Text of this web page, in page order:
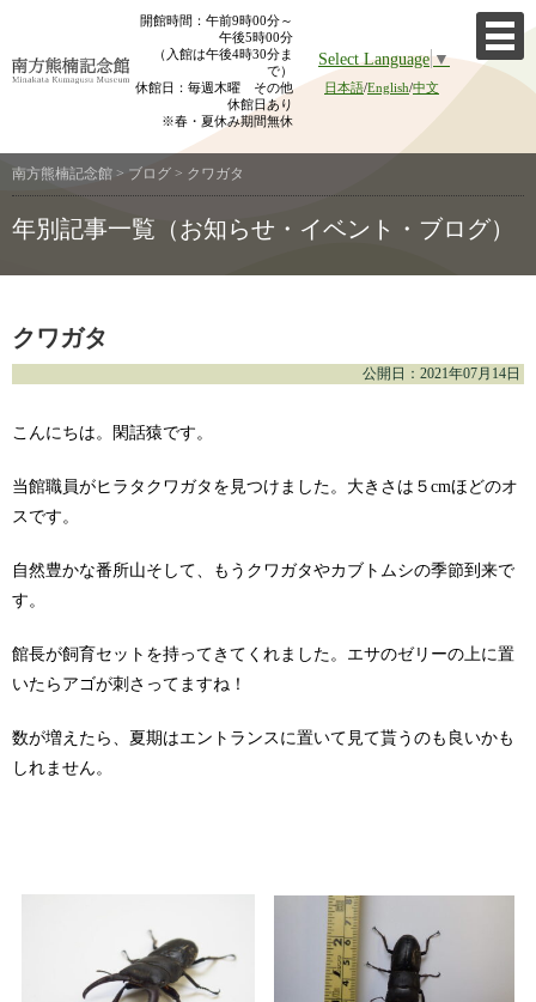
content
開館時間：午前9時00分～
午後5時00分
（入館は午後4時30分ま
で）
休館日：毎週木曜 その他
休館日あり
※春・夏休み期間無休
Select Language▼
日本語/English/中文
南方熊楠記念館 > ブログ > クワガタ
年別記事一覧（お知らせ・イベント・ブログ）
クワガタ
公開日：2021年07月14日
こんにちは。閑話猿です。
当館職員がヒラタクワガタを見つけました。大きさは５cmほどのオ
スです。
自然豊かな番所山そして、もうクワガタやカブトムシの季節到来で
す。
館長が飼育セットを持ってきてくれました。エサのゼリーの上に置
いたらアゴが刺さってますね！
数が増えたら、夏期はエントランスに置いて見て貰うのも良いかも
しれません。